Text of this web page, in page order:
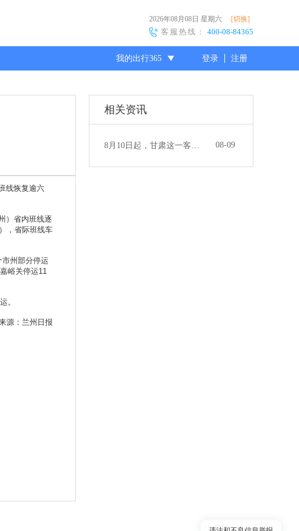
2026年08月08日 星期六 [切换]
客服热线： 400-08-84365
我的出行365 登录 注册
线恢复逾六
）省内班线逐
，省际班线车
州部分停运
峪关停运11
。
源：兰州日报
相关资讯
8月10日起，甘肃这一客运班线恢复发班 08-09